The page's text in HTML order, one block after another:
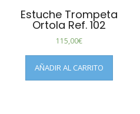
Estuche Trompeta
Ortola Ref. 102
115,00€
AÑADIR AL CARRITO